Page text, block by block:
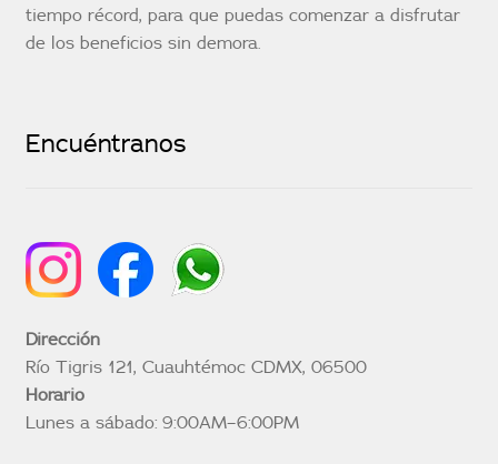
tiempo récord, para que puedas comenzar a disfrutar
de los beneficios sin demora.
Encuéntranos
Dirección
Río Tigris 121, Cuauhtémoc CDMX, 06500
Horario
Lunes a sábado: 9:00AM–6:00PM